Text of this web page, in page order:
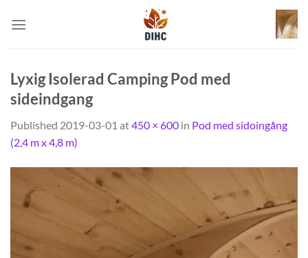
Lyxig Isolerad Camping Pod med
sideindgang
Published 2019-03-01 at450 × 600 in Pod med sidoingång
(2,4 m x 4,8 m)